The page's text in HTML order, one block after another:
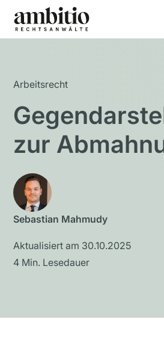
Arbeitsrecht
zur
Sebastian Mahmudy
Aktualisiert am 30.10.2025
4 Min. Lesedauer